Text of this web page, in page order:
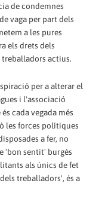
de condemnes
vaga per part dels
a les pures
els drets dels
actius.
per a alterar el
i l'associació
cada vegada més
les forces polítiques
a fer, no
'bon sentit' burgès
als únics de fet
treballadors', és a